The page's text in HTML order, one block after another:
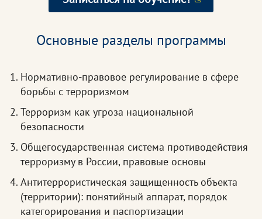
Основные разделы программы
Нормативно-правовое регулирование в сфере
борьбы с терроризмом
Терроризм как угроза национальной
безопасности
Общегосударственная система противодействия
терроризму в России, правовые основы
Антитеррористическая защищенность объекта
(территории): понятийный аппарат, порядок
категорирования и паспортизации